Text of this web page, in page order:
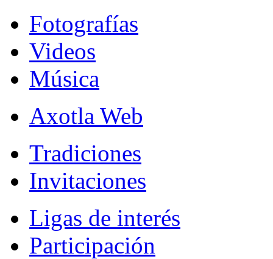
Fotografías
Videos
Música
Axotla Web
Tradiciones
Invitaciones
Ligas de interés
Participación